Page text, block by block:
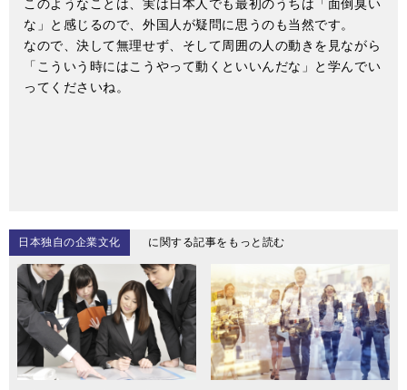
このようなことは、実は日本人でも最初のうちは「面倒臭い
な」と感じるので、外国人が疑問に思うのも当然です。
なので、決して無理せず、そして周囲の人の動きを見ながら
「こういう時にはこうやって動くといいんだな」と学んでい
ってくださいね。
日本独自の企業文化 に関する記事をもっと読む